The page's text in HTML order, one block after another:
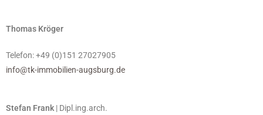
Thomas Kröger
Telefon: +49 (0)151 27027905
info@tk-immobilien-augsburg.de
Stefan Frank | Dipl.ing.arch.